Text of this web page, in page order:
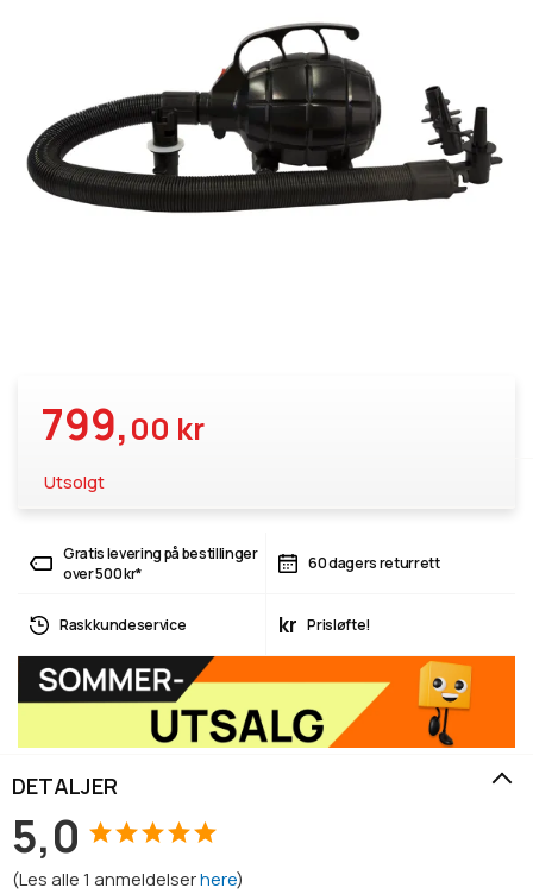
799,00 kr
Utsolgt
Gratis levering på bestillinger
over 500 kr*
60 dagers returrett
Rask kundeservice kr Prisløfte!
DETALJER
5,0
(Les alle1 anmeldelserhere)